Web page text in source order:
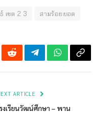
เขต 2 3 สามร้อยยอด
RedditTelegramWhatsApp
Copy
ARTICLE
งเรียนวัฒน์ศึกษา – พาน